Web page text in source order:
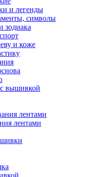
и легенды
символы
зодиака
и коже
с вышивкой
лентами
лентами